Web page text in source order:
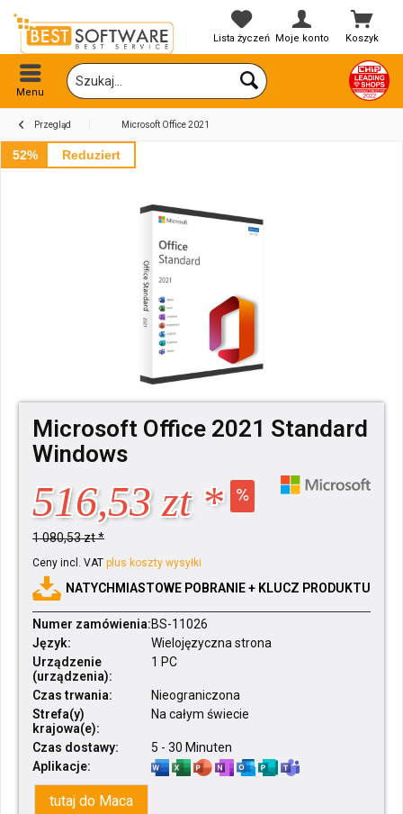
Koszyk
Lista życzeń Moje konto
Menu
Przegląd Microsoft Office 2021
52% Reduziert
Microsoft Office 2021 Standard
Windows
516,53 zt *
1 080,53 zt *
Ceny incl. VAT plus koszty wysyłki
NATYCHMIASTOWE POBRANIE + KLUCZ PRODUKTU
Numer zamówienia:BS-11026
Język:
Wielojęzyczna strona
Urządzenie
(urządzenia):
1 PC
Czas trwania:
Nieograniczona
Strefa(y)
krajowa(e):
Na całym świecie
Czas dostawy:
5 - 30 Minuten
Aplikacje:
tutaj do Maca